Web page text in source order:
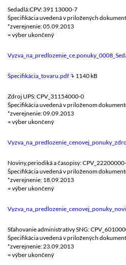
Sedadlá:CPV: 391 13000-7
Špecifikácia uvedená v priložených
*zverejnenie: 05.09.2013
= výber ukončený
Špecifikácia_tovaru.pdf 1140 kB
Zdroj UPS: CPV_31154000-0
Špecifikácia uvedená v priloženom
*zverejnenie: 09.09.2013
= výber ukončený
Noviny,periodiká a časopisy:
Špecifikácia uvedená v priloženom
*zverejnenie: 18.09.2013
= výber ukončený
Sťahovanie administratívy SNG:
Špecifikácia uvedená v priložených
*zverejnenie: 23.09.2013
= výber ukončený